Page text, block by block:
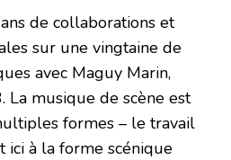
de collaborations et
sur une vingtaine de
avec Maguy Marin,
musique de scène est
formes – le travail
ici à la forme scénique